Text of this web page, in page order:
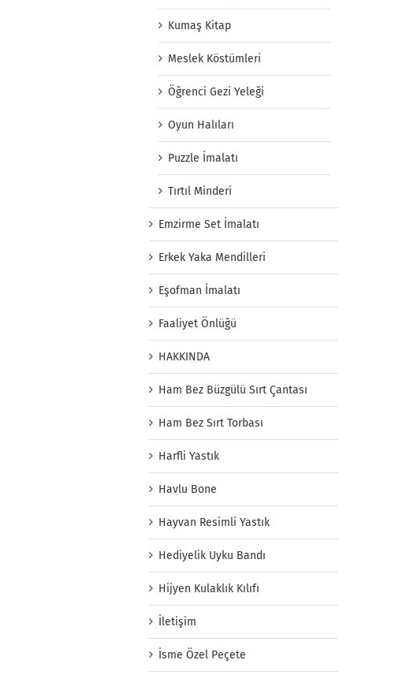
Kumaş Kitap
Meslek Köstümleri
Öğrenci Gezi Yeleği
Oyun Halıları
Puzzle İmalatı
Tırtıl Minderi
Emzirme Set İmalatı
Erkek Yaka Mendilleri
Eşofman İmalatı
Faaliyet Önlüğü
HAKKINDA
Ham Bez Büzgülü Sırt Çantası
Ham Bez Sırt Torbası
Harfli Yastık
Havlu Bone
Hayvan Resimli Yastık
Hediyelik Uyku Bandı
Hijyen Kulaklık Kılıfı
İletişim
İsme Özel Peçete